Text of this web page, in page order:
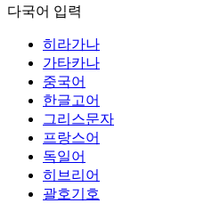
다국어 입력
히라가나
가타카나
중국어
한글고어
그리스문자
프랑스어
독일어
히브리어
괄호기호